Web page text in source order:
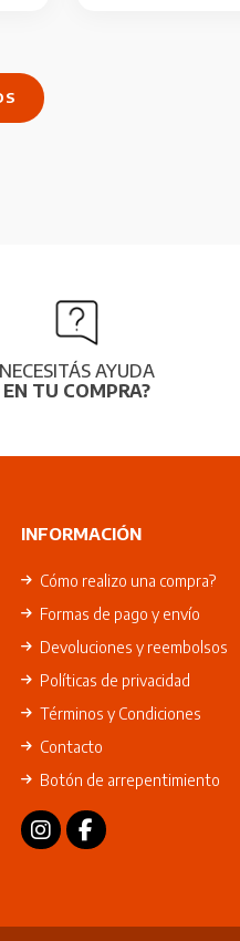
NECESITÁS AYUDA
EN TU COMPRA?
INFORMACIÓN
Cómo realizo una compra?
Formas de pago y envío
Devoluciones y reembolsos
Políticas de privacidad
Términos y Condiciones
Contacto
Botón de arrepentimiento